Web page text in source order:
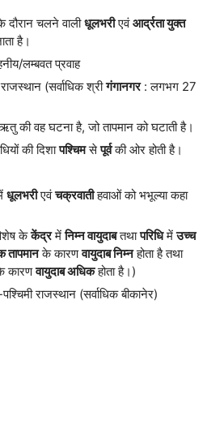
चलने वालीधूलभरीएवंआर्द्रता युक्त
है।
लम्बवत प्रवाह
(सर्वाधिक श्रीगंगानगर: लगभग 27
की वह घटना है, जो तापमान को घटाती है।
की दिशापश्चिमसेपूर्वकी ओर होती है।
धूलभरीएवंचक्रवातीहवाओं को भभूल्या कहा
केकेंद्रमेंनिम्न वायुदाबतथापरिधिमेंउच्च
तापमानके कारणवायुदाब निम्नहोता है तथा
कारणवायुदाब अधिकहोता है।)
राजस्थान (सर्वाधिक बीकानेर)